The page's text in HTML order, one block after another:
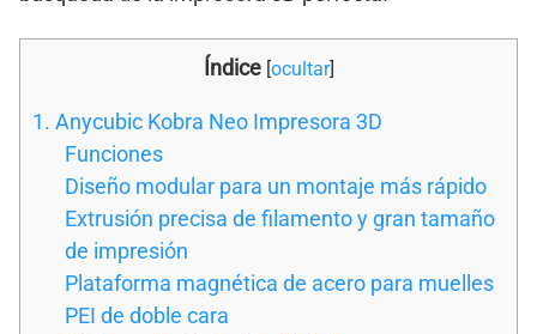
Índice [ocultar]
1. Anycubic Kobra Neo Impresora 3D
Funciones
Diseño modular para un montaje más rápido
Extrusión precisa de filamento y gran tamaño
de impresión
Plataforma magnética de acero para muelles
PEI de doble cara